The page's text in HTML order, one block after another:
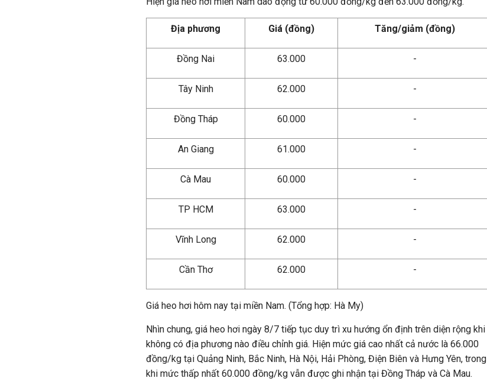
Địa phương Giá (đồng) Tăng/giảm (đồng)
Đồng Nai 63.000 -
Tây Ninh 62.000 -
Đồng Tháp 60.000 -
An Giang 61.000 -
Cà Mau 60.000 -
TP HCM 63.000 -
Vĩnh Long 62.000 -
Cần Thơ 62.000 -
Giá heo hơi hôm nay tại miền Nam. (Tổng hợp: Hà My)
Nhìn chung, giá heo hơi ngày 8/7 tiếp tục duy trì xu hướng ổn định trên diện rộng khi
không có địa phương nào điều chỉnh giá. Hiện mức giá cao nhất cả nước là 66.000
đồng/kg tại Quảng Ninh, Bắc Ninh, Hà Nội, Hải Phòng, Điện Biên và Hưng Yên, trong
khi mức thấp nhất 60.000 đồng/kg vẫn được ghi nhận tại Đồng Tháp và Cà Mau.